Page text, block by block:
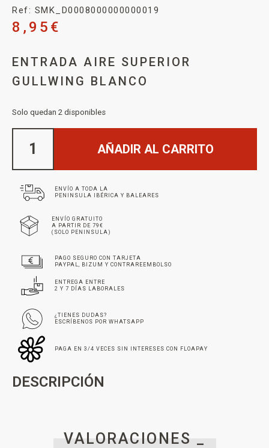
Ref: SMK_D0008000000000019
8,95 €
ENTRADA AIRE SUPERIOR
GULLWING BLANCO
Solo quedan 2 disponibles
AÑADIR AL CARRITO
ENVÍO A TODA LA
PENINSULA IBÉRICA Y BALEARES
ENVÍO GRATUITO
A PARTIR DE 79€
(SOLO PENINSULA)
PAGO SEGURO CON TARJETA
PAYPAL, BIZUM Y CONTRAREEMBOLSO
ENTREGA ENTRE
2 Y 7 DÍAS LABORALES
¿TIENES DUDAS?
ESCRÍBENOS POR WHATSAPP
PAGA EN 3/4 VECES SIN INTERESES CON FLOAPAY
DESCRIPCIÓN
VALORACIONES _